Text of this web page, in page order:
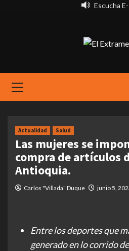
Escucha
Menu
Actualidad Salud
Las mujeres se
compra de artículos
Antioquia.
Carlos "Villada" Duque junio 5,
Entre los deportes que
generado en lo corrido